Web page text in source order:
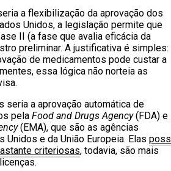
a flexibilização da aprovação dos
Unidos, a legislação permite que
II (a fase que avalia eficácia da
preliminar. A justificativa é simples:
de medicamentos pode custar a
essa lógica não norteia as
seria a aprovação automática de
pela Food and Drugs Agency(FDA) e
(EMA), que são as agências
e da União Europeia. Elas poss
criteriosas, todavia, são mais